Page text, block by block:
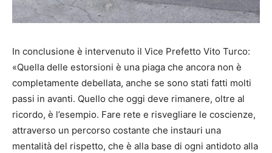
In conclusione è intervenuto il Vice Prefetto Vito Turco:
«Quella delle estorsioni è una piaga che ancora non è
completamente debellata, anche se sono stati fatti molti
passi in avanti. Quello che oggi deve rimanere, oltre al
ricordo, è l’esempio. Fare rete e risvegliare le coscienze,
attraverso un percorso costante che instauri una
mentalità del rispetto, che è alla base di ogni antidoto alla